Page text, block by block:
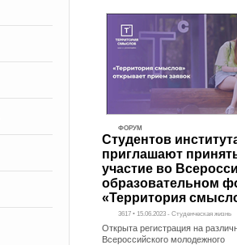
ФОРУМ
Студентов
приглашают
участие во
образовательном
«Территория
3617 • 15.06.2023 - Студенческая жизнь
Открыта регистрация на
Всероссийского молодежного